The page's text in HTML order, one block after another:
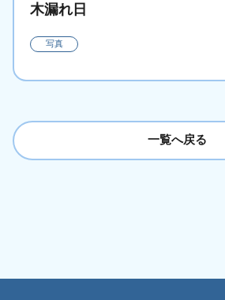
木漏れ日
写真
一覧へ戻る